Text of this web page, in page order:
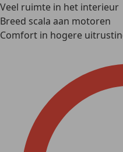
Veel ruimte in het interieur
Breed scala aan motoren
Comfort in hogere